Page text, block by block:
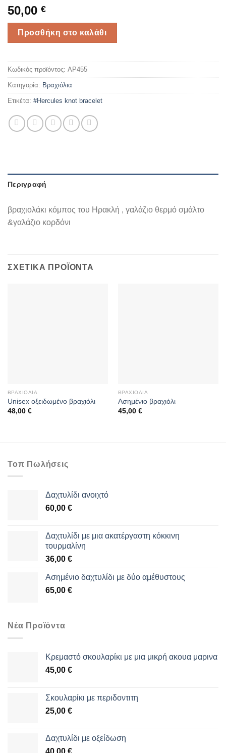
50,00 €
Προσθήκη στο καλάθι
Κωδικός προϊόντος: AP455
Κατηγορία: Βραχιόλια
Ετικέτα: #Hercules knot bracelet
Περιγραφή
βραχιολάκι κόμπος του Ηρακλή , γαλάζιο θερμό σμάλτο
&γαλάζιο κορδόνι
ΣΧΕΤΙΚΆ ΠΡΟΪΌΝΤΑ
ΒΡΑΧΙΌΛΙΑ
Unisex οξειδωμένο βραχιόλι
48,00 €
ΒΡΑΧΙΌΛΙΑ
Aσημένιο βραχιόλι
45,00 €
Τοπ Πωλήσεις
Δαχτυλίδι ανοιχτό
60,00 €
Δαχτυλίδι με μια ακατέργαστη κόκκινη
τουρμαλίνη
36,00 €
Aσημένιο δαχτυλίδι με δύο αμέθυστους
65,00 €
Νέα Προϊόντα
Κρεμαστό σκουλαρίκι με μια μικρή ακουα μαρινα
45,00 €
Σκουλαρίκι με περιδοντιτη
25,00 €
Δαχτυλίδι με οξείδωση
40,00 €